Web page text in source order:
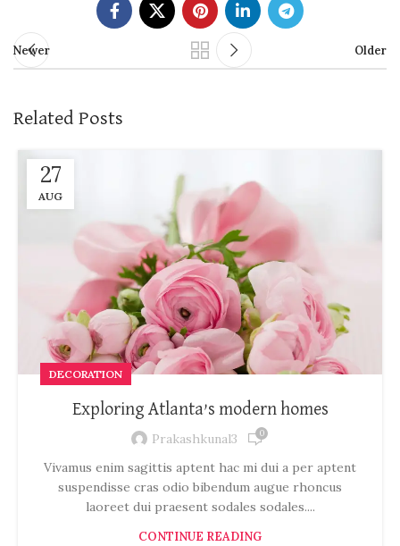
Newer Older
Related Posts
27
AUG
DECORATION
Exploring Atlanta’s modern homes
Prakashkunal3 0
Vivamus enim sagittis aptent hac mi dui a per aptent
suspendisse cras odio bibendum augue rhoncus
laoreet dui praesent sodales sodales....
CONTINUE READING